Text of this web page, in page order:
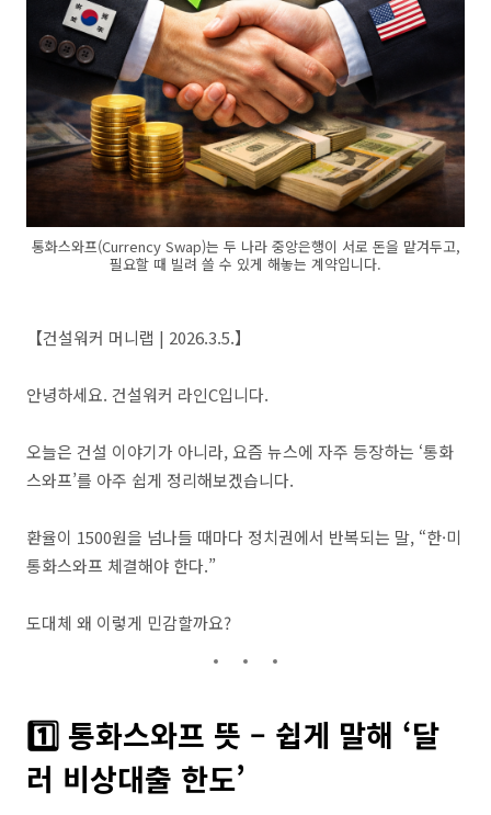
통화스와프(Currency Swap)는 두 나라 중앙은행이 서로 돈을 맡겨두고,
필요할 때 빌려 쓸 수 있게 해놓는 계약입니다.
【건설워커 머니랩 | 2026.3.5.】
안녕하세요. 건설워커 라인C입니다.
오늘은 건설 이야기가 아니라, 요즘 뉴스에 자주 등장하는 ‘통화
스와프’를 아주 쉽게 정리해보겠습니다.
환율이 1500원을 넘나들 때마다 정치권에서 반복되는 말, “한·미
통화스와프 체결해야 한다.”
도대체 왜 이렇게 민감할까요?
1️⃣ 통화스와프 뜻 – 쉽게 말해 ‘달
러 비상대출 한도’